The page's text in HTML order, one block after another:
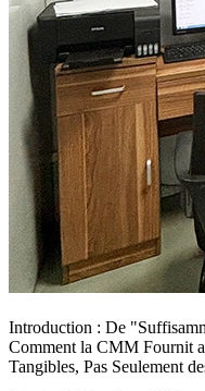
Introduction : De
Comment la CMM Fournit
Tangibles, Pas Seulement